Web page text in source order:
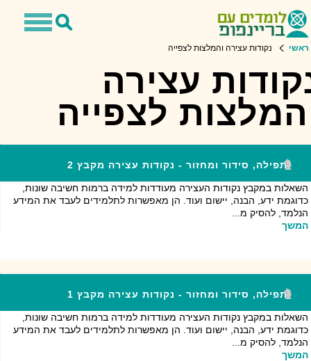
Toggle
Toggle
ראשי נקודות עצירה והמלצות לצפייה
עצירה
לצפייה
תפילה, סידור ומחזור - נקודות עצירה מקבץ 2
השאלות במקבץ נקודות העצירה מעודדות למידה ברמות חשיבה שונות,
כדוגמת ידע, הבנה, יישום ועוד. הן מאפשרות לתלמידים לעבד את המידע
הנלמד, להסיק מ...
המשך
תפילה, סידור ומחזור - נקודות עצירה מקבץ 1
השאלות במקבץ נקודות העצירה מעודדות למידה ברמות חשיבה שונות,
כדוגמת ידע, הבנה, יישום ועוד. הן מאפשרות לתלמידים לעבד את המידע
הנלמד, להסיק מ...
המשך